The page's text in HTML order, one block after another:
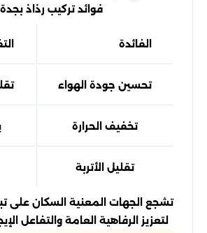
فوائد تركيب رذاذ
الفائدة
تحسين جودة الهواء
تخفيف الحرارة
تقليل الأتربة
تشجع الجهات المعنية السكان على
لتعزيز الرفاهية العامة والتفاعل